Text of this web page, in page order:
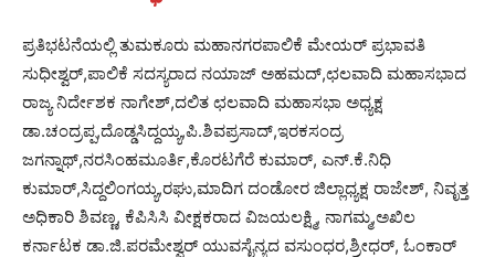
ಪ್ರತಿಭಟನೆಯಲ್ಲಿ ತುಮಕೂರು ಮಹಾನಗರಪಾಲಿಕೆ ಮೇಯರ್ ಪ್ರಭಾವತಿ
ಸುಧೀಶ್ವರ್,ಪಾಲಿಕೆ ಸದಸ್ಯರಾದ ನಯಾಜ್ ಅಹಮದ್,ಛಲವಾದಿ ಮಹಾಸಭಾದ
ರಾಜ್ಯ ನಿರ್ದೇಶಕ ನಾಗೇಶ್,ದಲಿತ ಛಲವಾದಿ ಮಹಾಸಭಾ ಅಧ್ಯಕ್ಷ
ಡಾ.ಚಂದ್ರಪ್ಪ,ದೊಡ್ಡಸಿದ್ದಯ್ಯ,ಪಿ.ಶಿವಪ್ರಸಾದ್,ಇರಕಸಂದ್ರ
ಜಗನ್ನಾಥ್,ನರಸಿಂಹಮೂರ್ತಿ,ಕೊರಟಗೆರೆ ಕುಮಾರ್, ಎನ್.ಕೆ.ನಿಧಿ
ಕುಮಾರ್,ಸಿದ್ದಲಿಂಗಯ್ಯ,ರಘು,ಮಾದಿಗ ದಂಡೋರ ಜಿಲ್ಲಾಧ್ಯಕ್ಷ ರಾಜೇಶ್, ನಿವೃತ್ತ
ಅಧಿಕಾರಿ ಶಿವಣ್ಣ, ಕೆಪಿಸಿಸಿ ವೀಕ್ಷಕರಾದ ವಿಜಯಲಕ್ಷ್ಮಿ, ನಾಗಮ್ಮ,ಅಖಿಲ
ಕರ್ನಾಟಕ ಡಾ.ಜಿ.ಪರಮೇಶ್ವರ್ ಯುವಸೈನ್ಯದ ವಸುಂಧರ,ಶ್ರೀಧರ್, ಓಂಕಾರ್